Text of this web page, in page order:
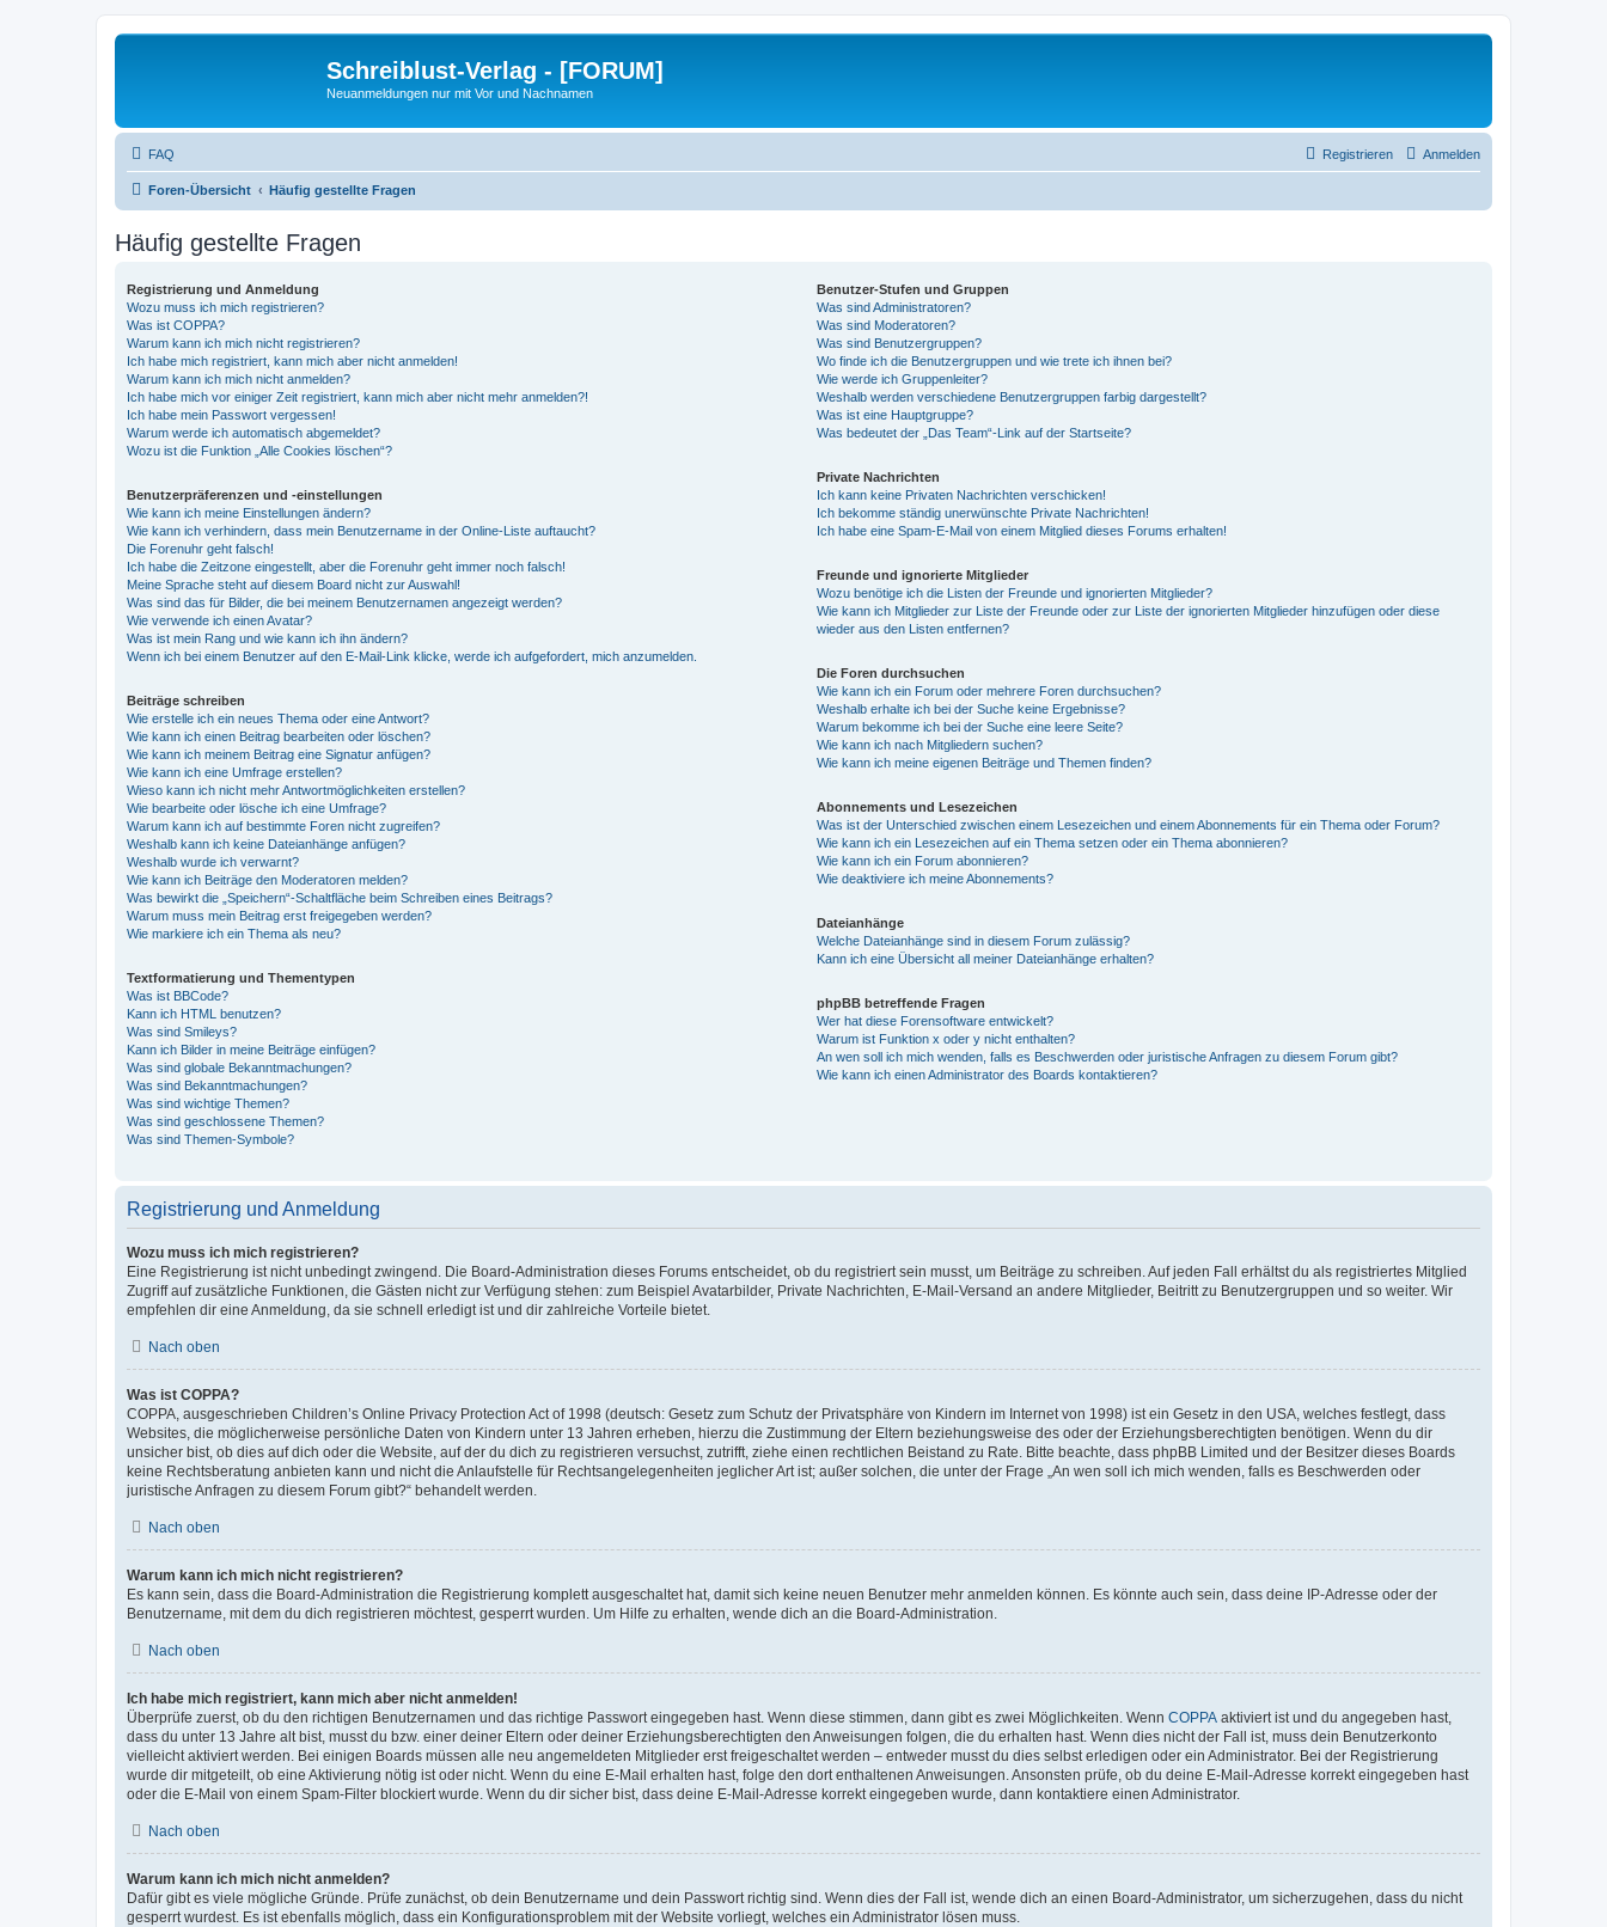
Schreiblust-Verlag - [FORUM]
Neuanmeldungen nur mit Vor und Nachnamen
FAQ Anmelden
Registrieren
Foren-Übersicht Häufig gestellte Fragen
Häufig gestellte Fragen
Registrierung und Anmeldung
Wozu muss ich mich registrieren?
Was ist COPPA?
Warum kann ich mich nicht registrieren?
Ich habe mich registriert, kann mich aber nicht anmelden!
Warum kann ich mich nicht anmelden?
Ich habe mich vor einiger Zeit registriert, kann mich aber nicht mehr anmelden?!
Ich habe mein Passwort vergessen!
Warum werde ich automatisch abgemeldet?
Wozu ist die Funktion „Alle Cookies löschen“?
Benutzerpräferenzen und -einstellungen
Wie kann ich meine Einstellungen ändern?
Wie kann ich verhindern, dass mein Benutzername in der Online-Liste auftaucht?
Die Forenuhr geht falsch!
Ich habe die Zeitzone eingestellt, aber die Forenuhr geht immer noch falsch!
Meine Sprache steht auf diesem Board nicht zur Auswahl!
Was sind das für Bilder, die bei meinem Benutzernamen angezeigt werden?
Wie verwende ich einen Avatar?
Was ist mein Rang und wie kann ich ihn ändern?
Wenn ich bei einem Benutzer auf den E-Mail-Link klicke, werde ich aufgefordert, mich anzumelden.
Beiträge schreiben
Wie erstelle ich ein neues Thema oder eine Antwort?
Wie kann ich einen Beitrag bearbeiten oder löschen?
Wie kann ich meinem Beitrag eine Signatur anfügen?
Wie kann ich eine Umfrage erstellen?
Wieso kann ich nicht mehr Antwortmöglichkeiten erstellen?
Wie bearbeite oder lösche ich eine Umfrage?
Warum kann ich auf bestimmte Foren nicht zugreifen?
Weshalb kann ich keine Dateianhänge anfügen?
Weshalb wurde ich verwarnt?
Wie kann ich Beiträge den Moderatoren melden?
Was bewirkt die „Speichern“-Schaltfläche beim Schreiben eines Beitrags?
Warum muss mein Beitrag erst freigegeben werden?
Wie markiere ich ein Thema als neu?
Textformatierung und Thementypen
Was ist BBCode?
Kann ich HTML benutzen?
Was sind Smileys?
Kann ich Bilder in meine Beiträge einfügen?
Was sind globale Bekanntmachungen?
Was sind Bekanntmachungen?
Was sind wichtige Themen?
Was sind geschlossene Themen?
Was sind Themen-Symbole?
Benutzer-Stufen und Gruppen
Was sind Administratoren?
Was sind Moderatoren?
Was sind Benutzergruppen?
Wo finde ich die Benutzergruppen und wie trete ich ihnen bei?
Wie werde ich Gruppenleiter?
Weshalb werden verschiedene Benutzergruppen farbig dargestellt?
Was ist eine Hauptgruppe?
Was bedeutet der „Das Team“-Link auf der Startseite?
Private Nachrichten
Ich kann keine Privaten Nachrichten verschicken!
Ich bekomme ständig unerwünschte Private Nachrichten!
Ich habe eine Spam-E-Mail von einem Mitglied dieses Forums erhalten!
Freunde und ignorierte Mitglieder
Wozu benötige ich die Listen der Freunde und ignorierten Mitglieder?
Wie kann ich Mitglieder zur Liste der Freunde oder zur Liste der ignorierten Mitglieder hinzufügen oder diese
wieder aus den Listen entfernen?
Die Foren durchsuchen
Wie kann ich ein Forum oder mehrere Foren durchsuchen?
Weshalb erhalte ich bei der Suche keine Ergebnisse?
Warum bekomme ich bei der Suche eine leere Seite?
Wie kann ich nach Mitgliedern suchen?
Wie kann ich meine eigenen Beiträge und Themen finden?
Abonnements und Lesezeichen
Was ist der Unterschied zwischen einem Lesezeichen und einem Abonnements für ein Thema oder Forum?
Wie kann ich ein Lesezeichen auf ein Thema setzen oder ein Thema abonnieren?
Wie kann ich ein Forum abonnieren?
Wie deaktiviere ich meine Abonnements?
Dateianhänge
Welche Dateianhänge sind in diesem Forum zulässig?
Kann ich eine Übersicht all meiner Dateianhänge erhalten?
phpBB betreffende Fragen
Wer hat diese Forensoftware entwickelt?
Warum ist Funktion x oder y nicht enthalten?
An wen soll ich mich wenden, falls es Beschwerden oder juristische Anfragen zu diesem Forum gibt?
Wie kann ich einen Administrator des Boards kontaktieren?
Registrierung und Anmeldung
Wozu muss ich mich registrieren?
Eine Registrierung ist nicht unbedingt zwingend. Die Board-Administration dieses Forums entscheidet, ob du registriert sein musst, um Beiträge zu schreiben. Auf jeden Fall erhältst du als registriertes Mitglied
Zugriff auf zusätzliche Funktionen, die Gästen nicht zur Verfügung stehen: zum Beispiel Avatarbilder, Private Nachrichten, E-Mail-Versand an andere Mitglieder, Beitritt zu Benutzergruppen und so weiter. Wir
empfehlen dir eine Anmeldung, da sie schnell erledigt ist und dir zahlreiche Vorteile bietet.
Nach oben
Was ist COPPA?
COPPA, ausgeschrieben Children’s Online Privacy Protection Act of 1998 (deutsch: Gesetz zum Schutz der Privatsphäre von Kindern im Internet von 1998) ist ein Gesetz in den USA, welches festlegt, dass
Websites, die möglicherweise persönliche Daten von Kindern unter 13 Jahren erheben, hierzu die Zustimmung der Eltern beziehungsweise des oder der Erziehungsberechtigten benötigen. Wenn du dir
unsicher bist, ob dies auf dich oder die Website, auf der du dich zu registrieren versuchst, zutrifft, ziehe einen rechtlichen Beistand zu Rate. Bitte beachte, dass phpBB Limited und der Besitzer dieses Boards
keine Rechtsberatung anbieten kann und nicht die Anlaufstelle für Rechtsangelegenheiten jeglicher Art ist; außer solchen, die unter der Frage „An wen soll ich mich wenden, falls es Beschwerden oder
juristische Anfragen zu diesem Forum gibt?“ behandelt werden.
Nach oben
Warum kann ich mich nicht registrieren?
Es kann sein, dass die Board-Administration die Registrierung komplett ausgeschaltet hat, damit sich keine neuen Benutzer mehr anmelden können. Es könnte auch sein, dass deine IP-Adresse oder der
Benutzername, mit dem du dich registrieren möchtest, gesperrt wurden. Um Hilfe zu erhalten, wende dich an die Board-Administration.
Nach oben
Ich habe mich registriert, kann mich aber nicht anmelden!
Überprüfe zuerst, ob du den richtigen Benutzernamen und das richtige Passwort eingegeben hast. Wenn diese stimmen, dann gibt es zwei Möglichkeiten. Wenn COPPA aktiviert ist und du angegeben hast,
dass du unter 13 Jahre alt bist, musst du bzw. einer deiner Eltern oder deiner Erziehungsberechtigten den Anweisungen folgen, die du erhalten hast. Wenn dies nicht der Fall ist, muss dein Benutzerkonto
vielleicht aktiviert werden. Bei einigen Boards müssen alle neu angemeldeten Mitglieder erst freigeschaltet werden – entweder musst du dies selbst erledigen oder ein Administrator. Bei der Registrierung
wurde dir mitgeteilt, ob eine Aktivierung nötig ist oder nicht. Wenn du eine E-Mail erhalten hast, folge den dort enthaltenen Anweisungen. Ansonsten prüfe, ob du deine E-Mail-Adresse korrekt eingegeben hast
oder die E-Mail von einem Spam-Filter blockiert wurde. Wenn du dir sicher bist, dass deine E-Mail-Adresse korrekt eingegeben wurde, dann kontaktiere einen Administrator.
Nach oben
Warum kann ich mich nicht anmelden?
Dafür gibt es viele mögliche Gründe. Prüfe zunächst, ob dein Benutzername und dein Passwort richtig sind. Wenn dies der Fall ist, wende dich an einen Board-Administrator, um sicherzugehen, dass du nicht
gesperrt wurdest. Es ist ebenfalls möglich, dass ein Konfigurationsproblem mit der Website vorliegt, welches ein Administrator lösen muss.